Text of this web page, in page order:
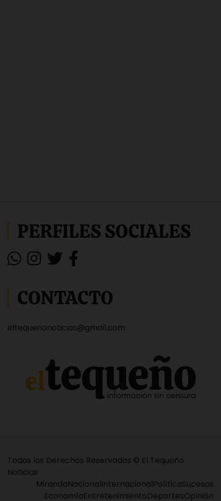
PERFILES SOCIALES
CONTACTO
eltequenonoticias@gmail.com
Todos los Derechos Reservados © El Tequeño
Noticias
MirandaNacionalInternacionalPolíticaSucesos
EconomíaEntretenimientoDeportesOpinión